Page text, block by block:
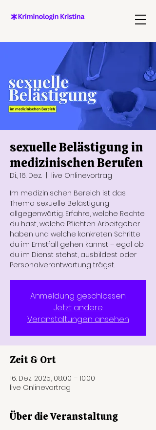
sexuelle Belästigung in
medizinischen Berufen
Di., 16. Dez.
live Onlinevortrag
Im medizinischen Bereich ist das
Thema sexuelle Belästigung
allgegenwärtig. Erfahre, welche Rechte
du hast, welche Pflichten Arbeitgeber
haben und welche konkreten Schritte
du im Ernstfall gehen kannst – egal ob
du im Dienst stehst, ausbildest oder
Personalverantwortung trägst.
Anmeldung geschlossen
Jetzt andere
Veranstaltungen ansehen
Zeit & Ort
16. Dez. 2025, 08:00 – 10:00
live Onlinevortrag
Über die Veranstaltung